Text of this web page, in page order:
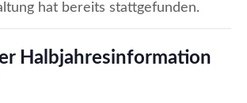
hat bereits stattgefunden.
Halbjahresinformation